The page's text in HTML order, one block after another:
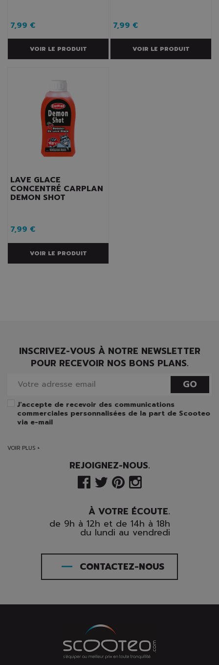
7,99 €
VOIR LE PRODUIT
7,99 €
VOIR LE PRODUIT
LAVE GLACE
CONCENTRÉ CARPLAN
DEMON SHOT
7,99 €
VOIR LE PRODUIT
INSCRIVEZ-VOUS À NOTRE NEWSLETTER
POUR RECEVOIR NOS BONS PLANS.
GO
J'accepte de recevoir des communications
commerciales personnalisées de la part de Scooteo
via e-mail
VOIR PLUS +
REJOIGNEZ-NOUS.
À VOTRE ÉCOUTE.
de 9h à 12h et de 14h à 18h
du lundi au vendredi
CONTACTEZ-NOUS